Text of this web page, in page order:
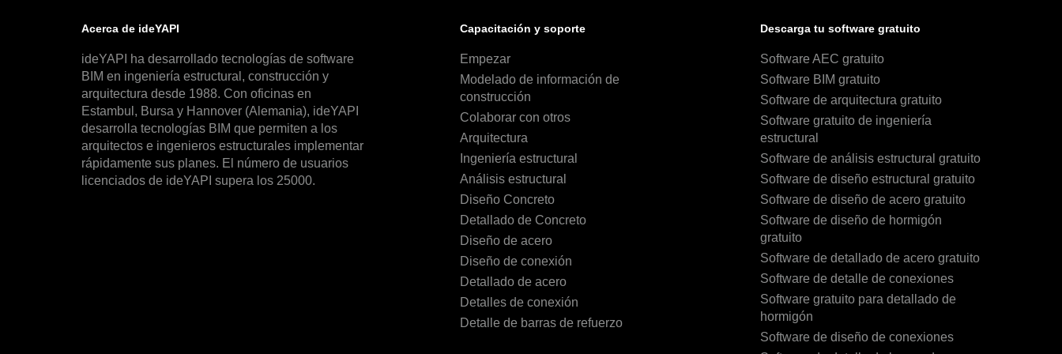
Acerca de ideYAPI
ideYAPI ha desarrollado tecnologías de software
BIM en ingeniería estructural, construcción y
arquitectura desde 1988. Con oficinas en
Estambul, Bursa y Hannover (Alemania), ideYAPI
desarrolla tecnologías BIM que permiten a los
arquitectos e ingenieros estructurales implementar
rápidamente sus planes. El número de usuarios
licenciados de ideYAPI supera los 25000.
Capacitación y soporte
Empezar
Modelado de información de
construcción
Colaborar con otros
Arquitectura
Ingeniería estructural
Análisis estructural
Diseño Concreto
Detallado de Concreto
Diseño de acero
Diseño de conexión
Detallado de acero
Detalles de conexión
Detalle de barras de refuerzo
Descarga tu software gratuito
Software AEC gratuito
Software BIM gratuito
Software de arquitectura gratuito
Software gratuito de ingeniería
estructural
Software de análisis estructural gratuito
Software de diseño estructural gratuito
Software de diseño de acero gratuito
Software de diseño de hormigón
gratuito
Software de detallado de acero gratuito
Software de detalle de conexiones
Software gratuito para detallado de
hormigón
Software de diseño de conexiones